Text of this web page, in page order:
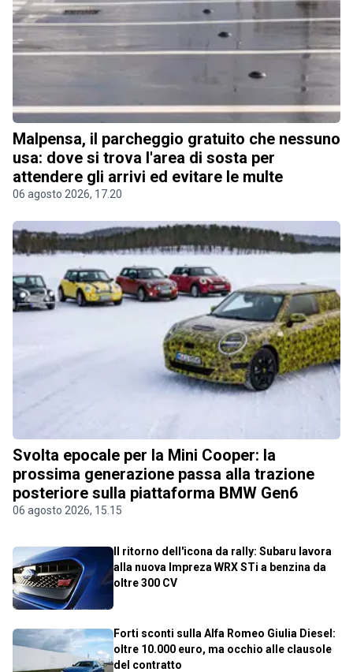
Malpensa, il parcheggio gratuito che nessuno
usa: dove si trova l'area di sosta per
attendere gli arrivi ed evitare le multe
06 agosto 2026, 17.20
Svolta epocale per la Mini Cooper: la
prossima generazione passa alla trazione
posteriore sulla piattaforma BMW Gen6
06 agosto 2026, 15.15
Il ritorno dell'icona da rally: Subaru lavora
alla nuova Impreza WRX STi a benzina da
oltre 300 CV
Forti sconti sulla Alfa Romeo Giulia Diesel:
oltre 10.000 euro, ma occhio alle clausole
del contratto